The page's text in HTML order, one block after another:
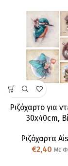
Ριζόχαρτo για
30x40cm,
Ριζόχαρτα
€2,40 Με